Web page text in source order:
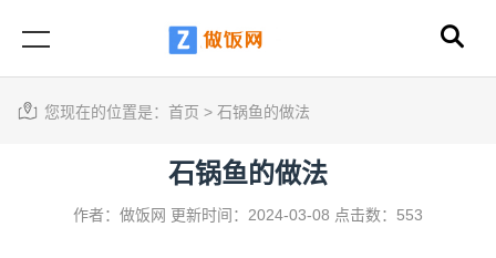
您现在的位置是： 首页 > 石锅鱼的做法
石锅鱼的做法
作者：做饭网 更新时间：2024-03-08 点击数：553